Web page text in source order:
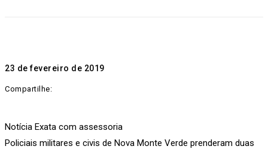
23 de fevereiro de 2019
Compartilhe:
Notícia Exata com assessoria
Policiais militares e civis de Nova Monte Verde prenderam duas